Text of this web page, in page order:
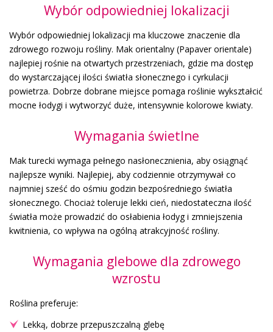
Wybór odpowiedniej lokalizacji
Wybór odpowiedniej lokalizacji ma kluczowe znaczenie dla
zdrowego rozwoju rośliny. Mak orientalny (Papaver orientale)
najlepiej rośnie na otwartych przestrzeniach, gdzie ma dostęp
do wystarczającej ilości światła słonecznego i cyrkulacji
powietrza. Dobrze dobrane miejsce pomaga roślinie wykształcić
mocne łodygi i wytworzyć duże, intensywnie kolorowe kwiaty.
Wymagania świetlne
Mak turecki wymaga pełnego nasłonecznienia, aby osiągnąć
najlepsze wyniki. Najlepiej, aby codziennie otrzymywał co
najmniej sześć do ośmiu godzin bezpośredniego światła
słonecznego. Chociaż toleruje lekki cień, niedostateczna ilość
światła może prowadzić do osłabienia łodyg i zmniejszenia
kwitnienia, co wpływa na ogólną atrakcyjność rośliny.
Wymagania glebowe dla zdrowego
wzrostu
Roślina preferuje:
Lekką, dobrze przepuszczalną glebę